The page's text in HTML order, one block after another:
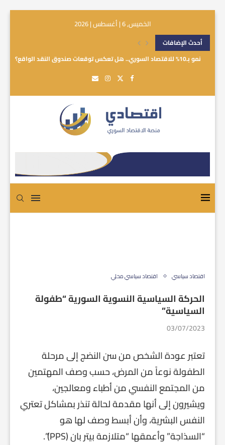
الخميس, 6 | أغسطس | 2026
أحدث الإضافات
نمو بـ10% للاقتصاد السوري.. هل تعكس توقعات صندوق النقد الواقع؟
اقتصاد سياسي اقتصاد سياسي محلي
الحركة السياسية النسوية السورية “طفولة
السياسية”
03/07/2023
تعتبر عودة الشخص من سن النضج إلى مرحلة
الطفولة نوعاً من المرض، حسب وصف المهتمين
من المجتمع النفسي من أطباء ومعالجين،
ويشيرون إلى أنها مقدمة لحالة تنذر بمشاكل تعتري
النفس البشرية، وأن أبسط وصف لها هو
“السذاجة” وأعمقها “متلازمة بيتر بان (PPS)”.